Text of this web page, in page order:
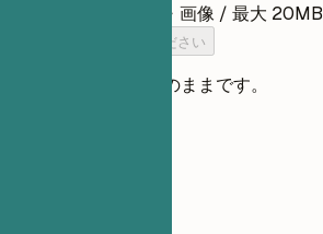
PDF・DOCX・TXT・画像 / 最大 20MB
履歴書を追加してください
ファイルは非公開のままです。